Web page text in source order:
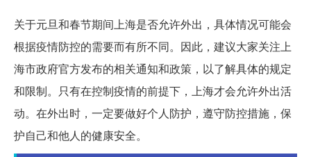
关于元旦和春节期间上海是否允许外出，具体情况可能会
根据疫情防控的需要而有所不同。因此，建议大家关注上
海市政府官方发布的相关通知和政策，以了解具体的规定
和限制。只有在控制疫情的前提下，上海才会允许外出活
动。在外出时，一定要做好个人防护，遵守防控措施，保
护自己和他人的健康安全。